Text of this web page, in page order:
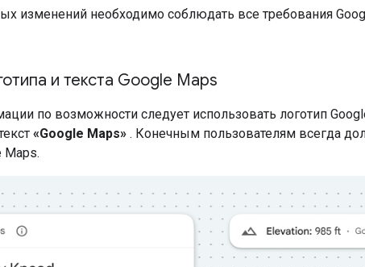
изменений необходимо соблюдать все требования
и текста Google Maps
по возможности следует использовать логотип
«Google Maps» . Конечным пользователям всегда
Maps.